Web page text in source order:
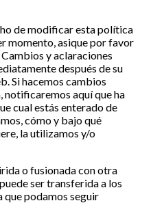
de modificar esta política
momento, asique por favor
y aclaraciones
después de su
Si hacemos cambios
notificaremos aquí que ha
cual estás enterado de
cómo y bajo qué
la utilizamos y/o
o fusionada con otra
ser transferida a los
que podamos seguir